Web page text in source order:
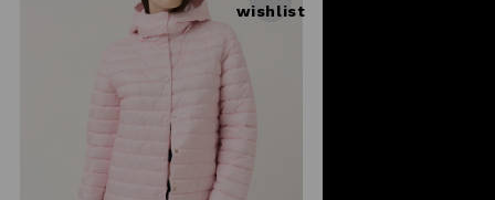
wishlist